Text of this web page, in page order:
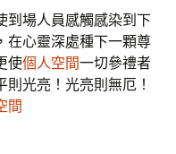
到場人員感觸感染到下
在心靈深處種下一顆尊
使個人空間一切參禮者
光亮！光亮則無厄！
間